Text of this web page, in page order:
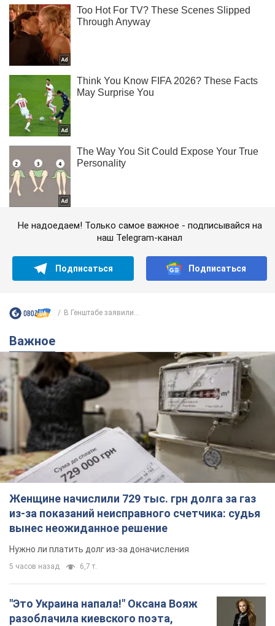
Не надоедаем! Только самое важное - подписывайся на
наш Telegram-канал
Подписаться Подписаться
В Генштабе заявили...
Важное
Женщине начислили 729 тыс. грн долга за газ
из-за показаний неисправного счетчика: судья
вынес неожиданное решение
Нужно ли платить долг из-за доначисления
5 часов назад 6,7 т.
"Это Украина напала!" Оксана Вояж
разоблачила киевского поэта,